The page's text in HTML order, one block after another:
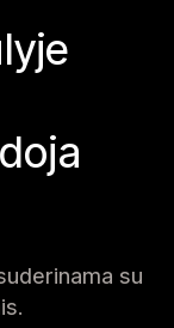
su